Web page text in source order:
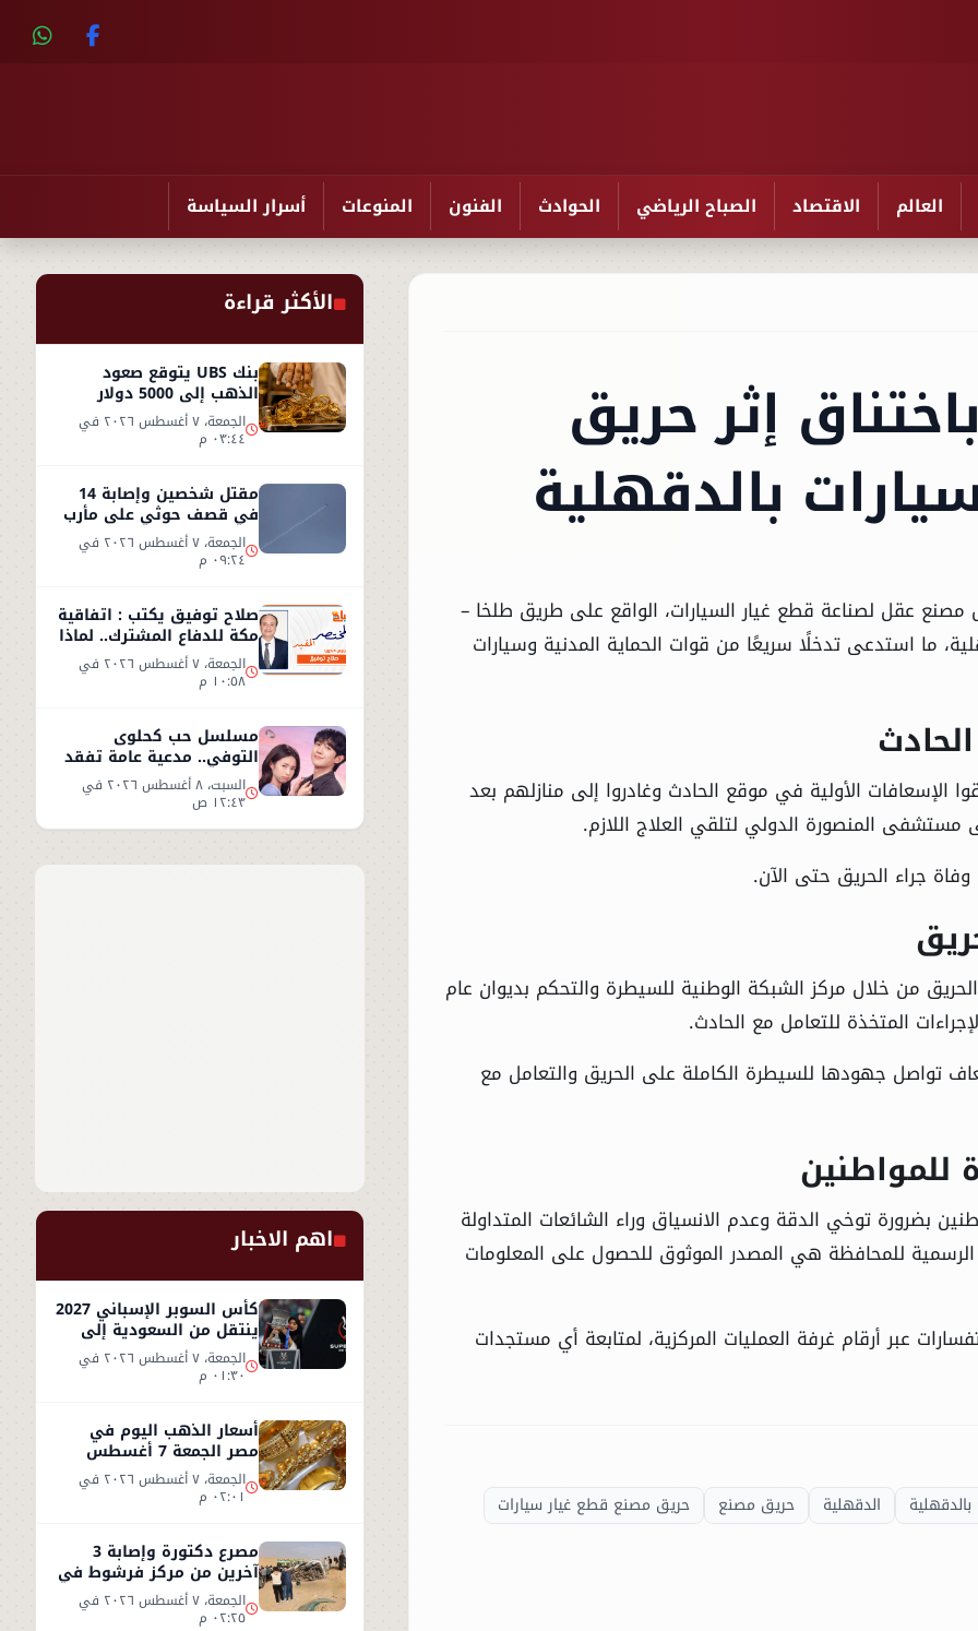
العالم الاقتصاد الصباح الرياضي الحوادث الفنون المنوعات أسرار السياسة
باختناق إثر حريق
بالدقهلية
داخل مصنع عقل لصناعة قطع غيار السيارات، الواقع على طريق طلخا –
ما استدعى تدخلًا سريعًا من قوات الحماية المدنية وسيارات
في بيان رسمي أن 11 مصابًا تلقوا الإسعافات الأولية في موقع الحادث وغادروا إلى منازلهم بعد
المنصورة الدولي لتلقي العلاج اللازم.
جراء الحريق حتى الآن.
من خلال مركز الشبكة الوطنية للسيطرة والتحكم بديوان عام
المتخذة للتعامل مع الحادث.
تواصل جهودها للسيطرة الكاملة على الحريق والتعامل مع
للمواطنين
بضرورة توخي الدقة وعدم الانسياق وراء الشائعات المتداولة
للمحافظة هي المصدر الموثوق للحصول على المعلومات
عبر أرقام غرفة العمليات المركزية، لمتابعة أي مستجدات
الدقهلية حريق مصنع حريق مصنع قطع غيار سيارات
الأكثر قراءة
بنك UBS يتوقع صعود
الذهب إلى 5000 دولار
للأوقية - التفاصيل الجمعة، ٧ أغسطس ٢٠٢٦ في
٠٣:٤٤ م
مقتل شخصين وإصابة 14
في قصف حوثي على مأرب
الجمعة، ٧ أغسطس ٢٠٢٦ في
٠٩:٢٤ م
صلاح توفيق يكتب : اتفاقية
مكة للدفاع المشترك.. لماذا
غابت مصر؟ الجمعة، ٧ أغسطس ٢٠٢٦ في
١٠:٥٨ م
مسلسل حب كحلوى
التوفي.. مدعية عامة تفقد
ذاكرتها وتبدأ قصة حب
غامضة السبت، ٨ أغسطس ٢٠٢٦ في
١٢:٤٣ ص
اهم الاخبار
كأس السوبر الإسباني 2027
ينتقل من السعودية إلى
إسطنبول الجمعة، ٧ أغسطس ٢٠٢٦ في
٠١:٣٠ م
أسعار الذهب اليوم في
مصر الجمعة 7 أغسطس
2026.. عيار 21 يسجل 5970
جنيهاً الجمعة، ٧ أغسطس ٢٠٢٦ في
٠٢:٠١ م
مصرع دكتورة وإصابة 3
آخرين من مركز فرشوط في
حادث على الطريق
الصحراوي الغربي الجمعة، ٧ أغسطس ٢٠٢٦ في
٠٢:٢٥ م